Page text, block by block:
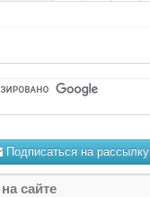
Подписаться на рассылку
сайте